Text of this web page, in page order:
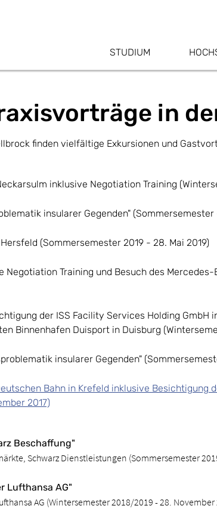
STUDIUM
in
finden vielfältige Exkursionen und
inklusive Negotiation Training
insularer Gegenden" (Sommersemester
(Sommersemester 2019 - 28. Mai 2019)
Training und Besuch des
der ISS Facility Services Holding
Binnenhafen Duisport in Duisburg
insularer Gegenden"
Bahn in Krefeld inklusive
2017)
Beschaffung"
Schwarz Dienstleistungen (Sommersemester
Lufthansa AG"
AG (Wintersemester 2018/2019 - 28. November